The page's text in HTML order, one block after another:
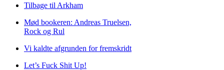
Tilbage til Arkham
Mød bookeren: Andreas Truelsen,
Rock og Rul
Vi kaldte afgrunden for fremskridt
Let’s Fuck Shit Up!